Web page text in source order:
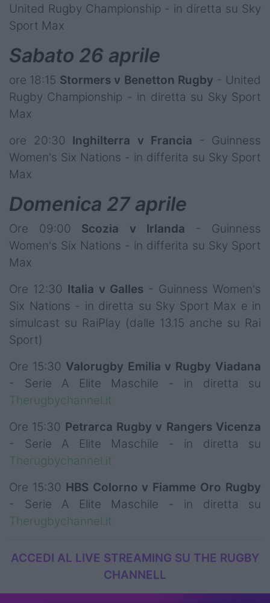
United Rugby Championship - in diretta su Sky
Sport Max
Sabato 26 aprile
ore 18:15 Stormers v Benetton Rugby - United
Rugby Championship - in diretta su Sky Sport
Max
ore 20:30 Inghilterra v Francia - Guinness
Women's Six Nations - in differita su Sky Sport
Max
Domenica 27 aprile
Ore 09:00 Scozia v Irlanda - Guinness
Women's Six Nations - in differita su Sky Sport
Max
Ore 12:30 Italia v Galles - Guinness Women's
Six Nations - in diretta su Sky Sport Max e in
simulcast su RaiPlay (dalle 13.15 anche su Rai
Sport)
Ore 15:30 Valorugby Emilia v Rugby Viadana
- Serie A Elite Maschile - in diretta su
Therugbychannel.it
Ore 15:30 Petrarca Rugby v Rangers Vicenza
- Serie A Elite Maschile - in diretta su
Therugbychannel.it
Ore 15:30 HBS Colorno v Fiamme Oro Rugby
- Serie A Elite Maschile - in diretta su
Therugbychannel.it
ACCEDI AL LIVE STREAMING SU THE RUGBY
CHANNELL